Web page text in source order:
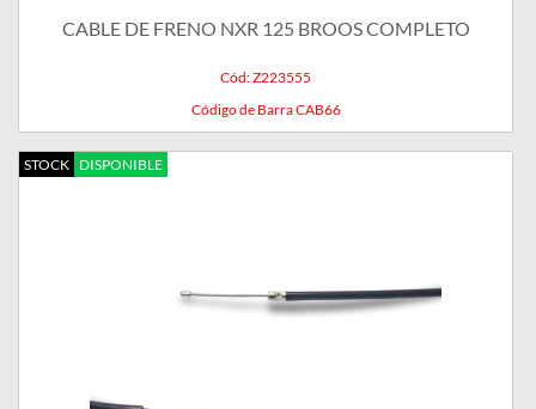
CABLE DE FRENO NXR 125 BROOS COMPLETO
Cód: Z223555
Código de Barra CAB66
STOCK DISPONIBLE